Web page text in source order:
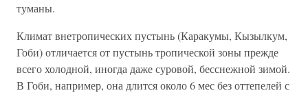
туманы.
Климат внетропических пустынь (Каракумы, Кызылкум,
Гоби) отличается от пустынь тропической зоны прежде
всего холодной, иногда даже суровой, бесснежной зимой.
В Гоби, например, она длится около 6 мес без оттепелей с